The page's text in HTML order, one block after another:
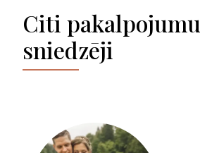
Citi pakalpojumu
sniedzēji